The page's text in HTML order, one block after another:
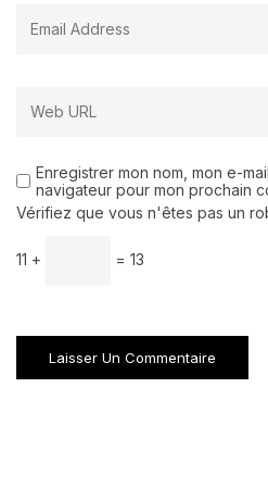
Enregistrer mon nom, mon e-
navigateur pour mon prochain
Vérifiez que vous n'êtes pas un
11 + = 13